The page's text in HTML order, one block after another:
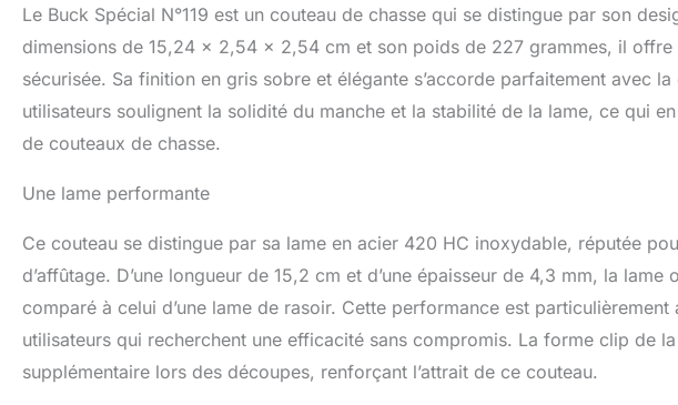
Le Buck Spécial N°119 est un couteau de chasse qui se distingue par son
dimensions de 15,24 x 2,54 x 2,54 cm et son poids de 227 grammes, il
sécurisée. Sa finition en gris sobre et élégante s’accorde parfaitement avec
utilisateurs soulignent la solidité du manche et la stabilité de la lame, ce qui
de couteaux de chasse.
Une lame performante
Ce couteau se distingue par sa lame en acier 420 HC inoxydable, réputée
d’affûtage. D’une longueur de 15,2 cm et d’une épaisseur de 4,3 mm, la
comparé à celui d’une lame de rasoir. Cette performance est
utilisateurs qui recherchent une efficacité sans compromis. La forme clip de
supplémentaire lors des découpes, renforçant l’attrait de ce couteau.